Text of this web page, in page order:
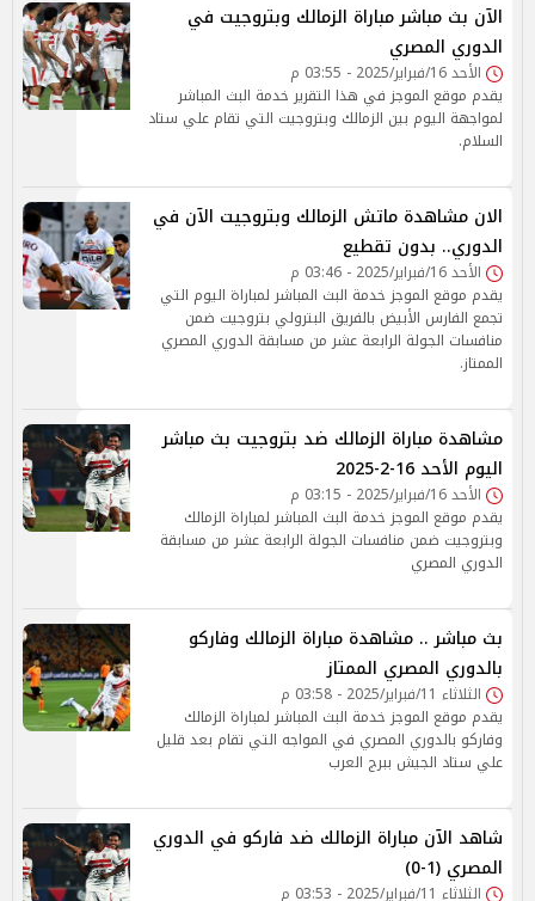
الآن بث مباشر مباراة الزمالك وبتروجيت في
الدوري المصري
الأحد 16/فبراير/2025 - 03:55 م
يقدم موقع الموجز في هذا التقرير خدمة البث المباشر
لمواجهة اليوم بين الزمالك وبتروجيت التي تقام علي ستاد
السلام.
الان مشاهدة ماتش الزمالك وبتروجيت الآن في
الدوري.. بدون تقطيع
الأحد 16/فبراير/2025 - 03:46 م
يقدم موقع الموجز خدمة البث المباشر لمباراة اليوم التي
تجمع الفارس الأبيض بالفريق البترولي بتروجيت ضمن
منافسات الجولة الرابعة عشر من مسابقة الدوري المصري
الممتاز.
مشاهدة مباراة الزمالك ضد بتروجيت بث مباشر
اليوم الأحد 16-2-2025
الأحد 16/فبراير/2025 - 03:15 م
يقدم موقع الموجز خدمة البث المباشر لمباراة الزمالك
وبتروجيت ضمن منافسات الجولة الرابعة عشر من مسابقة
الدوري المصري
بث مباشر .. مشاهدة مباراة الزمالك وفاركو
بالدوري المصري الممتاز
الثلاثاء 11/فبراير/2025 - 03:58 م
يقدم موقع الموجز خدمة البث المباشر لمباراة الزمالك
وفاركو بالدوري المصري في المواجه التي تقام بعد قليل
علي ستاد الجيش ببرج العرب
شاهد الآن مباراة الزمالك ضد فاركو في الدوري
المصري (1-0)
الثلاثاء 11/فبراير/2025 - 03:53 م